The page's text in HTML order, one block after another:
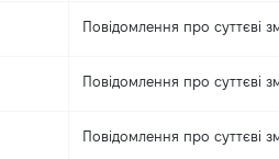
Повідомлення про суттєві
Повідомлення про суттєві
Повідомлення про суттєві